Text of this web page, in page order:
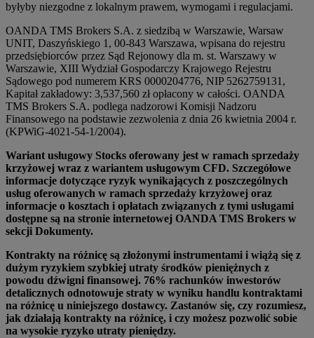
byłyby niezgodne z lokalnym prawem, wymogami i regulacjami.
OANDA TMS Brokers S.A. z siedzibą w Warszawie, Warsaw
UNIT, Daszyńskiego 1, 00-843 Warszawa, wpisana do rejestru
przedsiębiorców przez Sąd Rejonowy dla m. st. Warszawy w
Warszawie, XIII Wydział Gospodarczy Krajowego Rejestru
Sądowego pod numerem KRS 0000204776, NIP 5262759131,
Kapitał zakładowy: 3,537,560 zł opłacony w całości. OANDA
TMS Brokers S.A. podlega nadzorowi Komisji Nadzoru
Finansowego na podstawie zezwolenia z dnia 26 kwietnia 2004 r.
(KPWiG-4021-54-1/2004).
Wariant usługowy Stocks oferowany jest w ramach sprzedaży
krzyżowej wraz z wariantem usługowym CFD. Szczegółowe
informacje dotyczące ryzyk wynikających z poszczególnych
usług oferowanych w ramach sprzedaży krzyżowej oraz
informacje o kosztach i opłatach związanych z tymi usługami
dostępne są na stronie internetowej OANDA TMS Brokers w
sekcji Dokumenty.
Kontrakty na różnicę są złożonymi instrumentami i wiążą się z
dużym ryzykiem szybkiej utraty środków pieniężnych z
powodu dźwigni finansowej. 76% rachunków inwestorów
detalicznych odnotowuje straty w wyniku handlu kontraktami
na różnicę u niniejszego dostawcy. Zastanów się, czy rozumiesz,
jak działają kontrakty na różnicę, i czy możesz pozwolić sobie
na wysokie ryzyko utraty pieniędzy.